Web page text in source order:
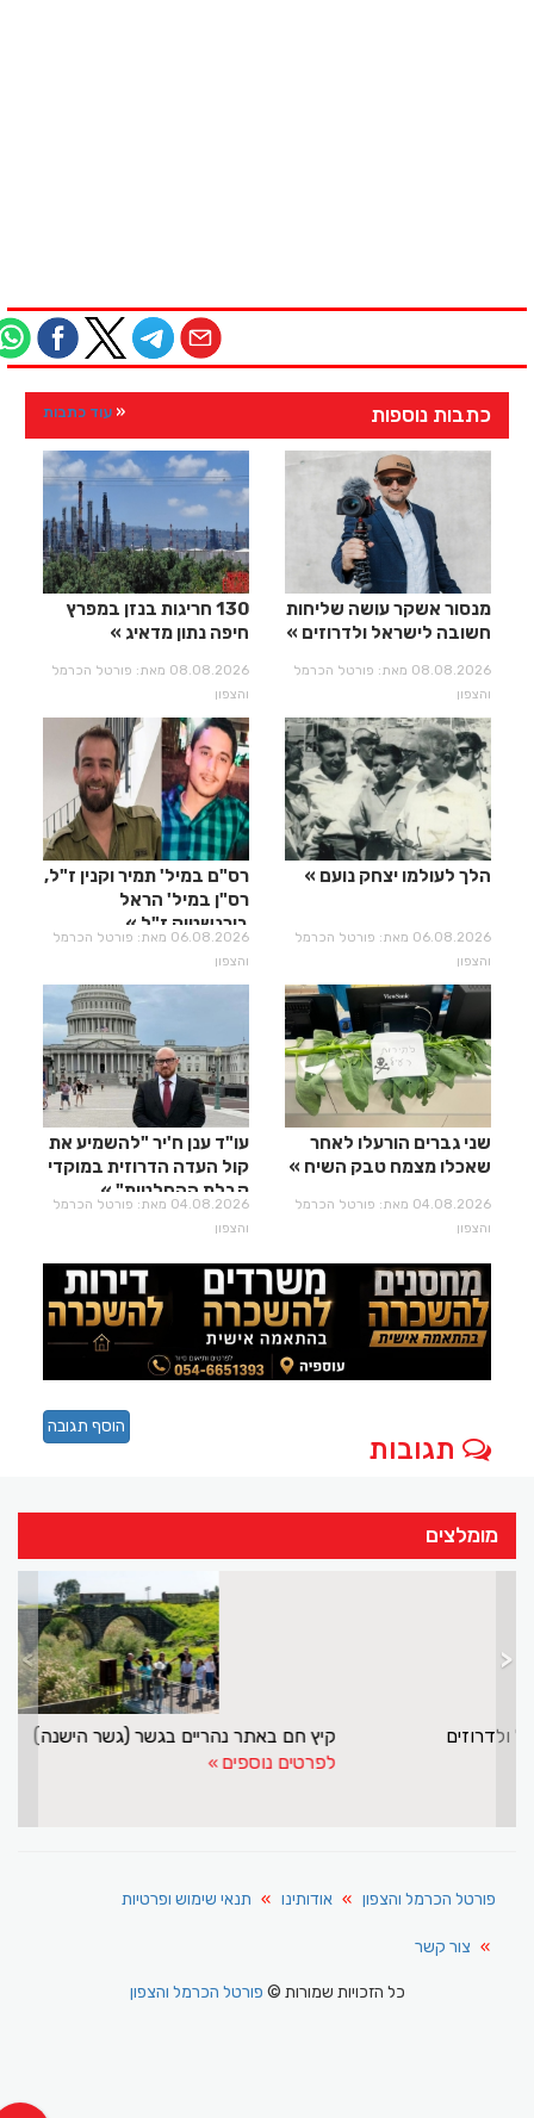
כתבות נוספות עוד כתבות
מנסור אשקר עושה שליחות
חשובה לישראל ולדרוזים
08.08.2026 מאת: פורטל הכרמל
והצפון
130 חריגות בנזן במפרץ
חיפה נתון מדאיג
08.08.2026 מאת: פורטל הכרמל
והצפון
הלך לעולמו יצחק נועם
06.08.2026 מאת: פורטל הכרמל
והצפון
רס"ם במיל' תמיר וקנין ז"ל,
רס"ן במיל' הראל
בירנשטוק ז"ל
06.08.2026 מאת: פורטל הכרמל
והצפון
שני גברים הורעלו לאחר
שאכלו מצמח טבק השיח
04.08.2026 מאת: פורטל הכרמל
והצפון
עו"ד ענן ח'יר "להשמיע את
קול העדה הדרוזית במוקדי
קבלת ההחלטות"
04.08.2026 מאת: פורטל הכרמל
והצפון
תגובות
הוסף תגובה
מומלצים
מנסור אשקר עושה שליחות חשובה לישראל ולדרוזים
> <
פורטל הכרמל והצפון אודותינו תנאי שימוש ופרטיות
צור קשר
כל הזכויות שמורות ©פורטל הכרמל והצפון